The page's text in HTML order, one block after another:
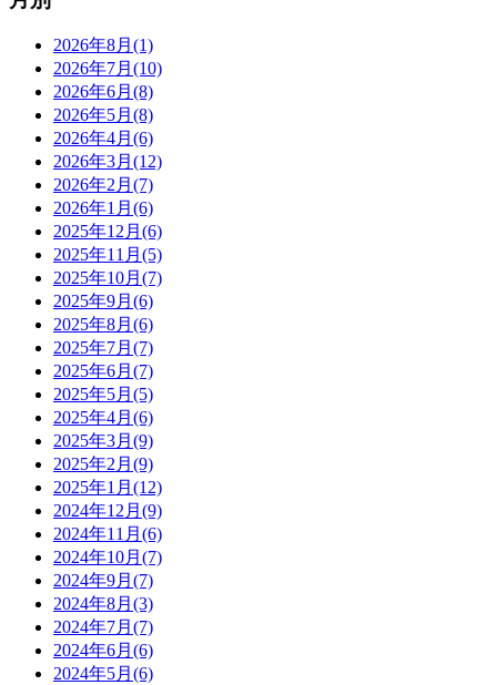
2026年8月(1)
2026年7月(10)
2026年6月(8)
2026年5月(8)
2026年4月(6)
2026年3月(12)
2026年2月(7)
2026年1月(6)
2025年12月(6)
2025年11月(5)
2025年10月(7)
2025年9月(6)
2025年8月(6)
2025年7月(7)
2025年6月(7)
2025年5月(5)
2025年4月(6)
2025年3月(9)
2025年2月(9)
2025年1月(12)
2024年12月(9)
2024年11月(6)
2024年10月(7)
2024年9月(7)
2024年8月(3)
2024年7月(7)
2024年6月(6)
2024年5月(6)